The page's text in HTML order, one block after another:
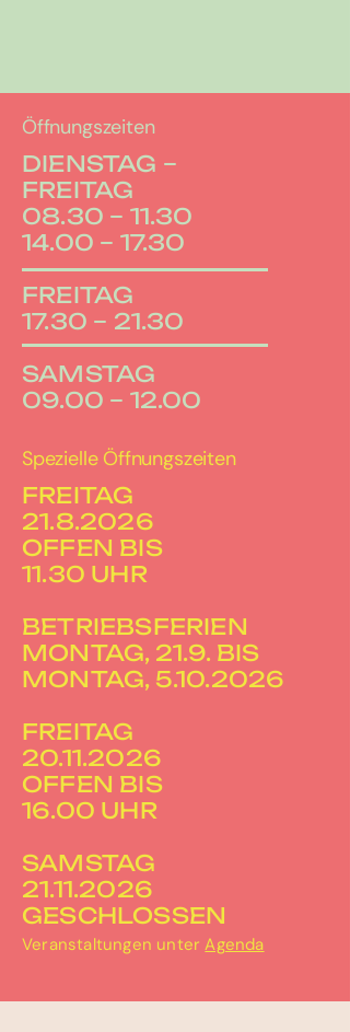
Öffnungszeiten
DIENSTAG –
FREITAG
08.30 – 11.30
14.00 – 17.30
FREITAG
17.30 – 21.30
SAMSTAG
09.00 – 12.00
Spezielle Öffnungszeiten
FREITAG
21.8.2026
OFFEN BIS
11.30 UHR
BETRIEBSFERIEN
MONTAG, 21.9. BIS
MONTAG, 5.10.2026
FREITAG
20.11.2026
OFFEN BIS
16.00 UHR
SAMSTAG
21.11.2026
GESCHLOSSEN
Veranstaltungen unterAgenda